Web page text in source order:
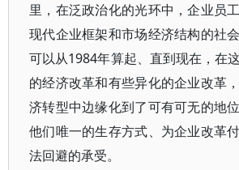
里，在泛政治化的光环中，企业员
现代企业框架和市场经济结构的社
可以从1984年算起、直到现在，在
的经济改革和有些异化的企业改革
济转型中边缘化到了可有可无的地
他们唯一的生存方式、为企业改革
法回避的承受。